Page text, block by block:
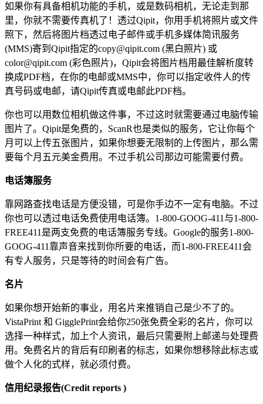
如果你有具备相机功能的手机，或是数码相机，无论走到那
里，你就不需要传真机了！透过Qipit，你用手机将照片或文件
照下，然后将图片档透过电子邮件或手机多媒体简讯服务
(MMS)寄到Qipit指定的copy@qipit.com (黑白照片) 或
color@qipit.com (彩色照片)，Qipit会将图片档用最佳解析度转
换成PDF档，在你的电邮或MMS中，你可以指定收件人的传
真号码或电邮，请Qipit传真或电邮此PDF档。
你也可以用数位相机做这件事，不过这时就需要通过电脑传输
图片了。Qipit是免费的，ScanR也是类似的服务，它让你每个
月可以上传五张图片，如果你想要无限制的上传图片，那么需
要每个月五元美金费用。不过手机公司那边可能需要付费。
电话簿服务
靠网路查找电话是方便没错，可是你手边不一定有电脑。不过
你也可以透过电话免费使用电话簿。1-800-GOOG-411与1-800-
FREE411是两支免费的电话簿服务专线。Google的服务1-800-
GOOG-411靠声音来找到你所要的电话，而1-800-FREE411会
有专人服务，只是等待的时间会有广告。
名片
如果你想开始新的事业，用名片来推销自己是少不了的。
VistaPrint 和 GigglePrint会给你250张免费全彩的名片，你可以
选择一种样式，加上个人资讯，最后只需要附上邮递与处理费
用。免费名片的背后有印刷者的标志，如果你想移除此标志或
做个人化的式样，就必须付费。
信用纪录报告(Credit reports )